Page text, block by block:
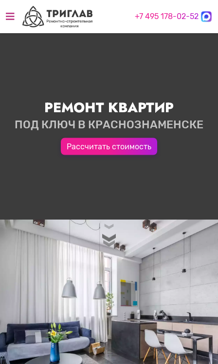
+7 495 178-02-52
РЕМОНТ КВАРТИР
ПОД КЛЮЧ В КРАСНОЗНАМЕНСКЕ
Рассчитать стоимость